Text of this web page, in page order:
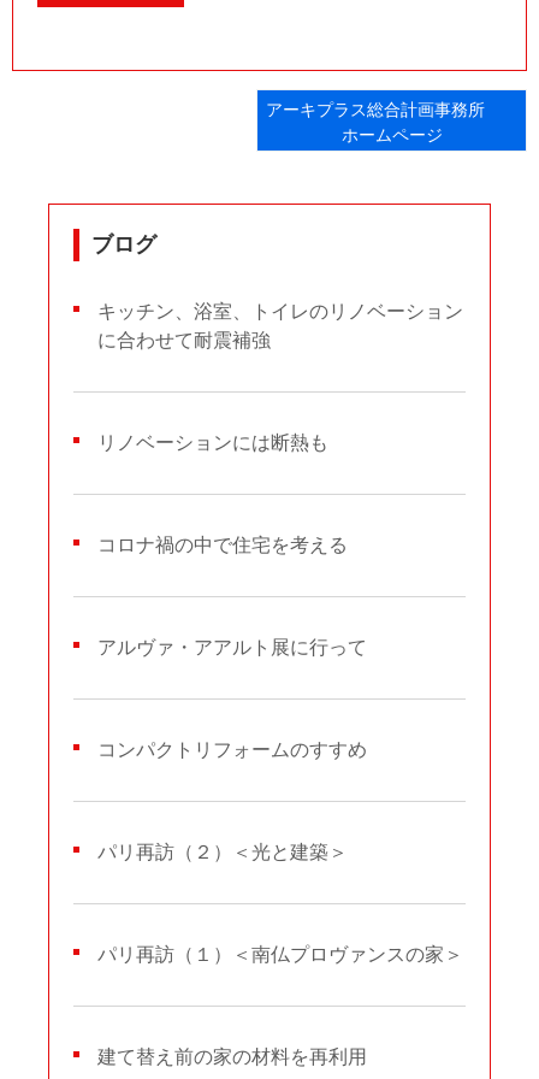
アーキプラス総合計画事務所
ホームページ
ブログ
キッチン、浴室、トイレのリノベーション
に合わせて耐震補強
リノベーションには断熱も
コロナ禍の中で住宅を考える
アルヴァ・アアルト展に行って
コンパクトリフォームのすすめ
パリ再訪（２）＜光と建築＞
パリ再訪（１）＜南仏プロヴァンスの家＞
建て替え前の家の材料を再利用